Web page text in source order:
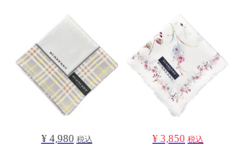
¥ 4,980 税込 ¥ 3,850 税込